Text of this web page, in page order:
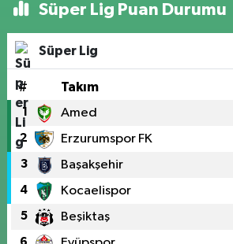
Süper Lig Puan Durumu
Süper Lig
# Takım
1 Amed
2 Erzurumspor FK
3 Başakşehir
4 Kocaelispor
5 Beşiktaş